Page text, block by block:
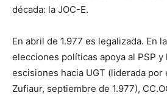
década: la JOC-E.
En abril de 1.977 es legalizada. En
elecciones políticas apoya al PSP y
escisiones hacia UGT (liderada
Zufiaur, septiembre de 1.977),